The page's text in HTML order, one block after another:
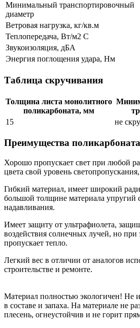
Минимальный транспортировочный
диаметр
Ветровая нагрузка, кг/кв.м
Теплопередача, Вт/м2 С
Звукоизоляция, дБА
Энергия поглощения удара, Нм
Таблица скручивания
Толщина листа монолитного
поликарбоната, мм
15
не
Преимущества поликарбоната
Хорошо пропускает свет при любой
цвета свой уровень
Гибкий материал, имеет широкий
большой толщине материала упругий
надавливания.
Имеет защиту от ультрафиолета,
воздействия солнечных лучей, но при
пропускает тепло.
Легкий вес в отличии от аналогов
строительстве и ремонте.
Материал полностью экологичен! Не
в составе и запаха. На материале не
плесень, огнеустойчив и не горит